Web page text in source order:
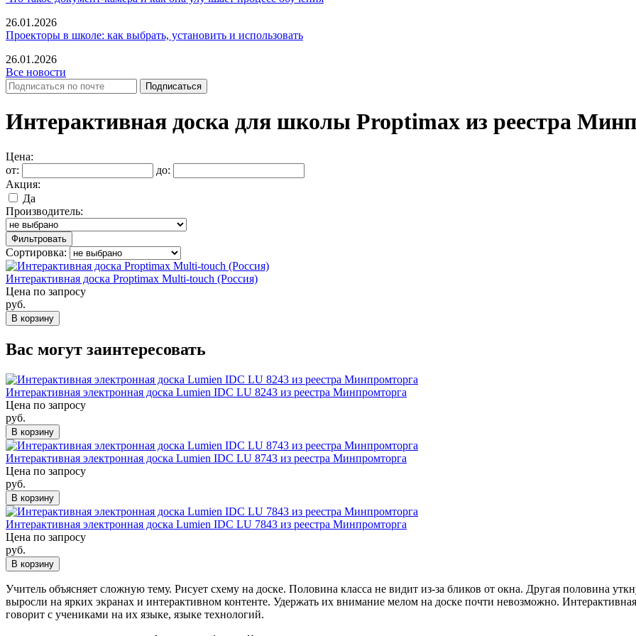
26.01.2026
Проекторы в школе: как выбрать, установить и использовать
26.01.2026
Все новости
Интерактивная доска для школы Proptimax из реестра
Цена:
от:
до:
Акция:
Да
Производитель:
Фильтровать
Сортировка:
Интерактивная доска Proptimax Multi-touch (Россия)
Цена по запросу
руб.
В корзину
Вас могут заинтересовать
Интерактивная электронная доска Lumien IDС LU 8243 из реестра Минпромторга
Цена по запросу
руб.
В корзину
Интерактивная электронная доска Lumien IDС LU 8743 из реестра Минпромторга
Цена по запросу
руб.
В корзину
Интерактивная электронная доска Lumien IDС LU 7843 из реестра Минпромторга
Цена по запросу
руб.
В корзину
Учитель объясняет сложную тему. Рисует схему на доске. Половина класса не видит из-за бликов от окна. Другая половина
выросли на ярких экранах и интерактивном контенте. Удержать их внимание мелом на доске почти невозможно.
говорит с учениками на их языке, языке технологий.